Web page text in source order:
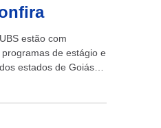
estão com
de estágio e
estados de Goiás,